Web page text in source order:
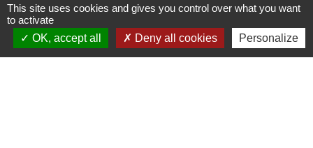
S'ABONNER
This site uses cookies and gives you control over what you want
to activate
OK, accept all
Deny all cookies Personalize